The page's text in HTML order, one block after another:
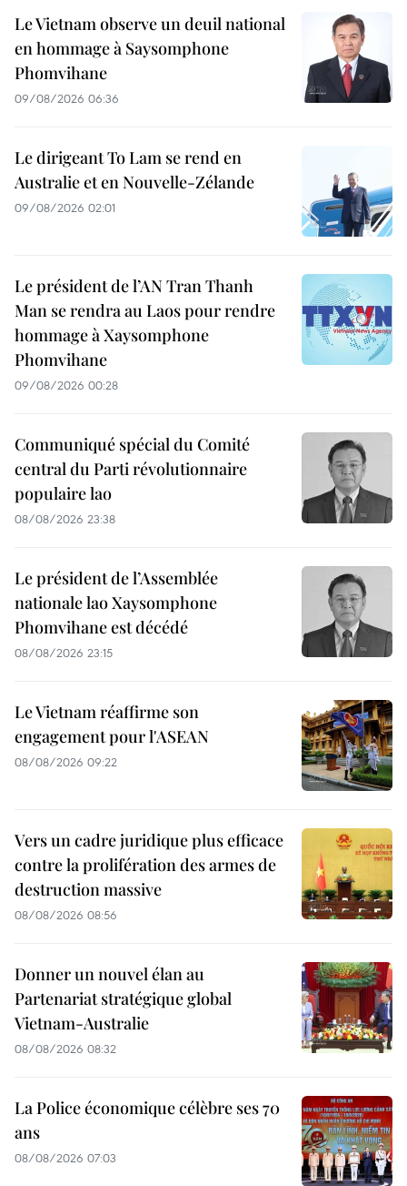
Le Vietnam observe un deuil national
en hommage à Saysomphone
Phomvihane
09/08/2026 06:36
Le dirigeant To Lam se rend en
Australie et en Nouvelle-Zélande
09/08/2026 02:01
Le président de l’AN Tran Thanh
Man se rendra au Laos pour rendre
hommage à Xaysomphone
Phomvihane
09/08/2026 00:28
Communiqué spécial du Comité
central du Parti révolutionnaire
populaire lao
08/08/2026 23:38
Le président de l’Assemblée
nationale lao Xaysomphone
Phomvihane est décédé
08/08/2026 23:15
Le Vietnam réaffirme son
engagement pour l'ASEAN
08/08/2026 09:22
Vers un cadre juridique plus efficace
contre la prolifération des armes de
destruction massive
08/08/2026 08:56
Donner un nouvel élan au
Partenariat stratégique global
Vietnam-Australie
08/08/2026 08:32
La Police économique célèbre ses 70
ans
08/08/2026 07:03